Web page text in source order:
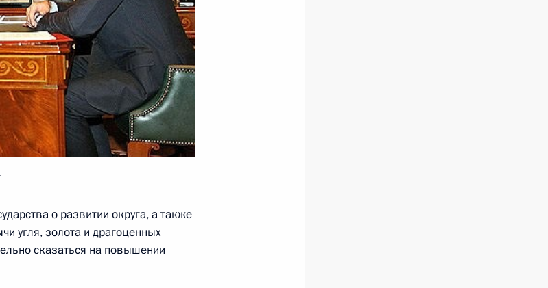
областях
фонда
1
Индии
о развитии округа, а также
угля, золота и драгоценных
сказаться на повышении